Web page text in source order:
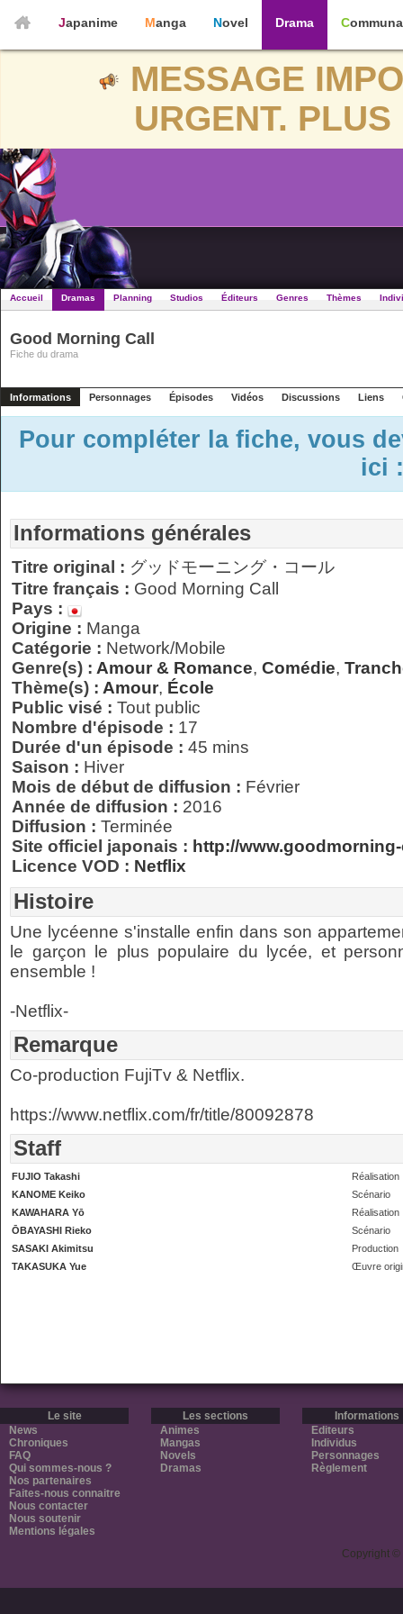
Japanime Manga Novel Drama
MESSAGE
URGENT.
Accueil Dramas Planning Studios Éditeurs Genres Thèmes
Good Morning Call
Fiche du drama
Informations Personnages Épisodes Vidéos Discussions Liens
Pour compléter la fiche, vous
ici
Informations générales
Titre original : グッドモーニング・コール
Titre français : Good Morning Call
Pays :
Origine : Manga
Catégorie : Network/Mobile
Genre(s) : Amour & Romance, Comédie,
Thème(s) : Amour, École
Public visé : Tout public
Nombre d'épisode : 17
Durée d'un épisode : 45 mins
Saison : Hiver
Mois de début de diffusion : Février
Année de diffusion : 2016
Diffusion : Terminée
Site officiel japonais : http://
Licence VOD : Netflix
Histoire
Une lycéenne s'installe enfin dans son
le garçon le plus populaire du lycée, et
ensemble !
-Netflix-
Remarque
Co-production FujiTv & Netflix.
https://www.netflix.com/fr/title/80092878
Staff
FUJIO Takashi
Réalisation
KANOME Keiko
Scénario
KAWAHARA Yō
Réalisation
ŌBAYASHI Rieko
Scénario
SASAKI Akimitsu
Production
TAKASUKA Yue
Œuvre
Le site
News
Chroniques
FAQ
Qui sommes-nous ?
Nos partenaires
Faites-nous connaitre
Nous contacter
Nous soutenir
Mentions légales
Les sections
Animes
Mangas
Novels
Dramas
Informations
Editeurs
Individus
Personnages
Règlement
Copyright ©